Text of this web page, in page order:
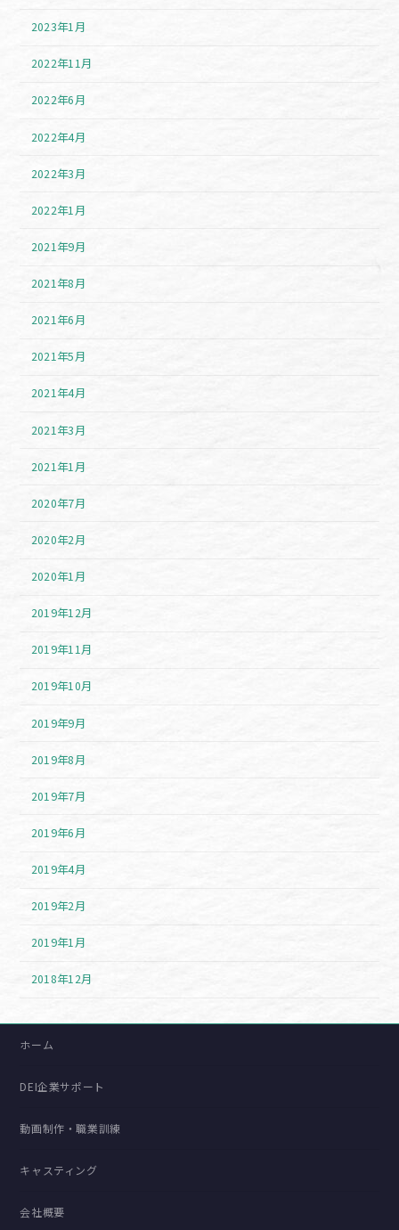
2023年1月
2022年11月
2022年6月
2022年4月
2022年3月
2022年1月
2021年9月
2021年8月
2021年6月
2021年5月
2021年4月
2021年3月
2021年1月
2020年7月
2020年2月
2020年1月
2019年12月
2019年11月
2019年10月
2019年9月
2019年8月
2019年7月
2019年6月
2019年4月
2019年2月
2019年1月
2018年12月
ホーム
DEI企業サポート
動画制作・職業訓練
キャスティング
会社概要